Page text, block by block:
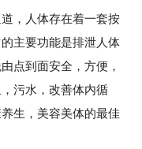
，人体存在着一套按
主要功能是排泄人体
点到面安全，方便，
污水，改善体内循
生，美容美体的最佳